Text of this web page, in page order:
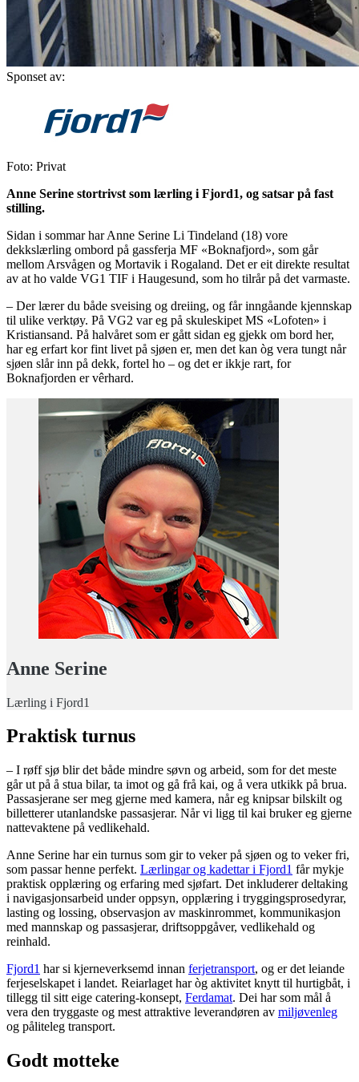
Sponset av:
Foto: Privat
Anne Serine stortrivst som lærling i Fjord1, og satsar på fast
stilling.
Sidan i sommar har Anne Serine Li Tindeland (18) vore
dekkslærling ombord på gassferja MF «Boknafjord», som går
mellom Arsvågen og Mortavik i Rogaland. Det er eit direkte resultat
av at ho valde VG1 TIF i Haugesund, som ho tilrår på det varmaste.
– Der lærer du både sveising og dreiing, og får inngåande kjennskap
til ulike verktøy. På VG2 var eg på skuleskipet MS «Lofoten» i
Kristiansand. På halvåret som er gått sidan eg gjekk om bord her,
har eg erfart kor fint livet på sjøen er, men det kan òg vera tungt når
sjøen slår inn på dekk, fortel ho – og det er ikkje rart, for
Boknafjorden er vêrhard.
Anne Serine
Lærling i Fjord1
Praktisk turnus
– I røff sjø blir det både mindre søvn og arbeid, som for det meste
går ut på å stua bilar, ta imot og gå frå kai, og å vera utkikk på brua.
Passasjerane ser meg gjerne med kamera, når eg knipsar bilskilt og
billetterer utanlandske passasjerar. Når vi ligg til kai bruker eg gjerne
nattevaktene på vedlikehald.
Anne Serine har ein turnus som gir to veker på sjøen og to veker fri,
som passar henne perfekt. Lærlingar og kadettar i Fjord1 får mykje
praktisk opplæring og erfaring med sjøfart. Det inkluderer deltaking
i navigasjonsarbeid under oppsyn, opplæring i tryggingsprosedyrar,
lasting og lossing, observasjon av maskinrommet, kommunikasjon
med mannskap og passasjerar, driftsoppgåver, vedlikehald og
reinhald.
Fjord1 har si kjerneverksemd innan ferjetransport, og er det leiande
ferjeselskapet i landet. Reiarlaget har òg aktivitet knytt til hurtigbåt, i
tillegg til sitt eige catering-konsept, Ferdamat. Dei har som mål å
vera den tryggaste og mest attraktive leverandøren av miljøvenleg
og påliteleg transport.
Godt motteke